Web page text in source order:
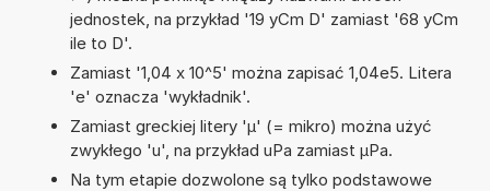
jednostek, na przykład '19 yCm D' zamiast '68 yCm
ile to D'.
Zamiast '1,04 x 10^5' można zapisać 1,04e5. Litera
'e' oznacza 'wykładnik'.
Zamiast greckiej litery 'µ' (= mikro) można użyć
zwykłego 'u', na przykład uPa zamiast µPa.
Na tym etapie dozwolone są tylko podstawowe